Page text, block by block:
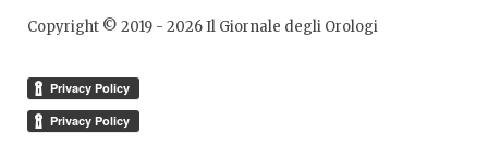
Copyright © 2019 - 2026Il Giornale degli Orologi